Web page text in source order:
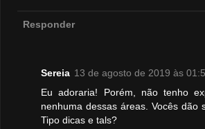
Responder
Sereia 13 de agosto de 2019 às
Eu adoraria! Porém, não tenho
nenhuma dessas áreas. Vocês dão
Tipo dicas e tals?